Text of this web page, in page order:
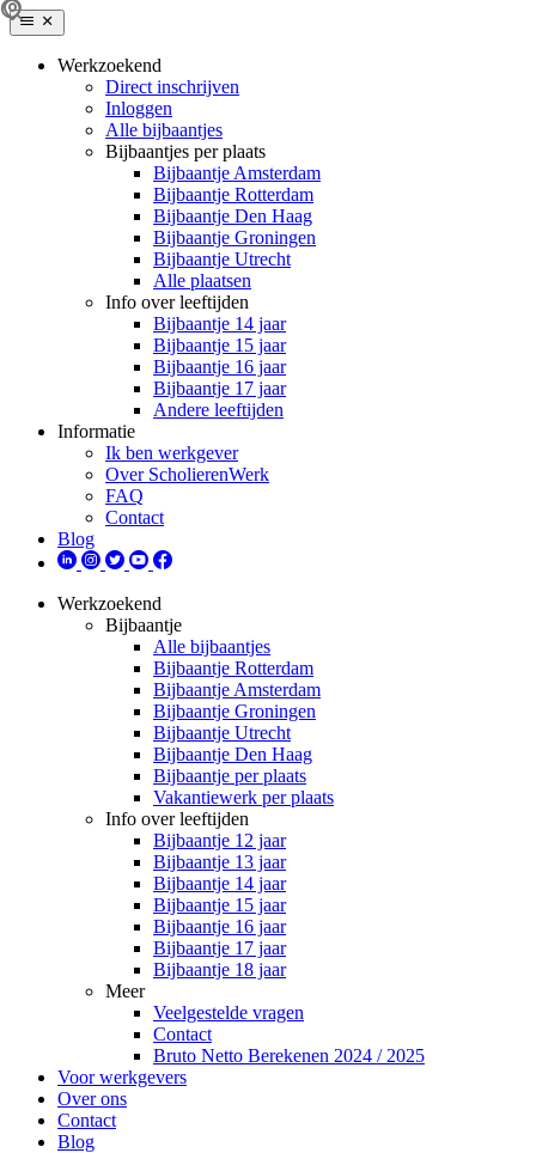
Werkzoekend
Direct inschrijven
Inloggen
Alle bijbaantjes
Bijbaantjes per plaats
Bijbaantje Amsterdam
Bijbaantje Rotterdam
Bijbaantje Den Haag
Bijbaantje Groningen
Bijbaantje Utrecht
Alle plaatsen
Info over leeftijden
Bijbaantje 14 jaar
Bijbaantje 15 jaar
Bijbaantje 16 jaar
Bijbaantje 17 jaar
Andere leeftijden
Informatie
Ik ben werkgever
Over ScholierenWerk
FAQ
Contact
Blog
Werkzoekend
Bijbaantje
Alle bijbaantjes
Bijbaantje Rotterdam
Bijbaantje Amsterdam
Bijbaantje Groningen
Bijbaantje Utrecht
Bijbaantje Den Haag
Bijbaantje per plaats
Vakantiewerk per plaats
Info over leeftijden
Bijbaantje 12 jaar
Bijbaantje 13 jaar
Bijbaantje 14 jaar
Bijbaantje 15 jaar
Bijbaantje 16 jaar
Bijbaantje 17 jaar
Bijbaantje 18 jaar
Meer
Veelgestelde vragen
Contact
Bruto Netto Berekenen 2024 / 2025
Voor werkgevers
Over ons
Contact
Blog